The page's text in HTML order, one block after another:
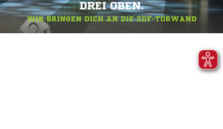
DREI OBEN.
WIR BRINGEN DICH AN DIE ZDF-TORWAND